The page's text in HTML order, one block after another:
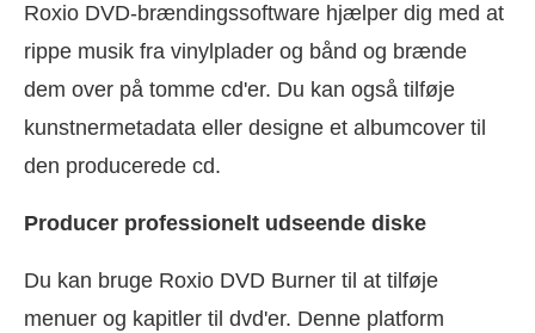
Roxio DVD-brændingssoftware hjælper dig med at
rippe musik fra vinylplader og bånd og brænde
dem over på tomme cd'er. Du kan også tilføje
kunstnermetadata eller designe et albumcover til
den producerede cd.
Producer professionelt udseende diske
Du kan bruge Roxio DVD Burner til at tilføje
menuer og kapitler til dvd'er. Denne platform